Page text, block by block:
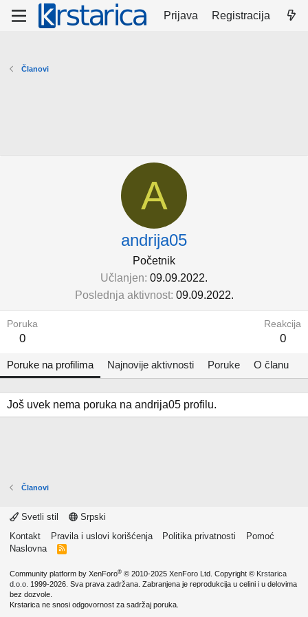
Prijava Registracija
Članovi
A
andrija05
Početnik
Učlanjen 09.09.2022.
Poslednja aktivnost 09.09.2022.
Poruka
0
Reakcija
0
Poruke na profilima Najnovije aktivnosti Poruke O članu
Još uvek nema poruka na andrija05 profilu.
Članovi
Svetli stil
Srpski
Kontakt
Pravila i uslovi korišćenja Politika privatnosti
Pomoć
Naslovna
R
Community platform by XenForo® © 2010-2025 XenForo Ltd. Copyright © Krstarica
d.o.o. 1999-2026. Sva prava zadržana. Zabranjena je reprodukcija u celini i u delovima
bez dozvole.
Krstarica ne snosi odgovornost za sadržaj poruka.